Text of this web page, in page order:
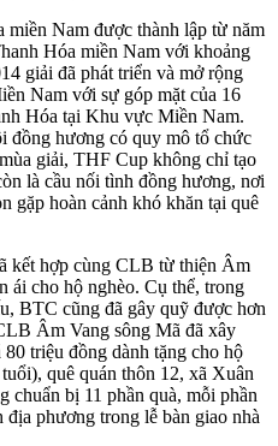
Nam được thành lập từ năm
Hóa miền Nam với khoảng
giải đã phát triển và mở rộng
Nam với sự góp mặt của 16
Hóa tại Khu vực Miền Nam.
đồng hương có quy mô tổ chức
giải, THF Cup không chỉ tạo
là cầu nối tình đồng hương, nơi
gặp hoàn cảnh khó khăn tại quê
kết hợp cùng CLB từ thiện Âm
ái cho hộ nghèo. Cụ thể, trong
BTC cũng đã gây quỹ được hơn
Âm Vang sông Mã đã xây
triệu đồng dành tặng cho hộ
quê quán thôn 12, xã Xuân
bị 11 phần quà, mỗi phần
phương trong lễ bàn giao nhà